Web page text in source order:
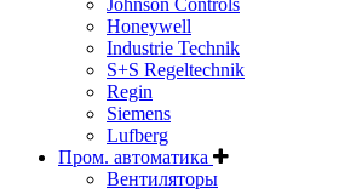
Honeywell
Industrie Technik
S+S Regeltechnik
Regin
Siemens
Lufberg
Пром. автоматика
Вентиляторы